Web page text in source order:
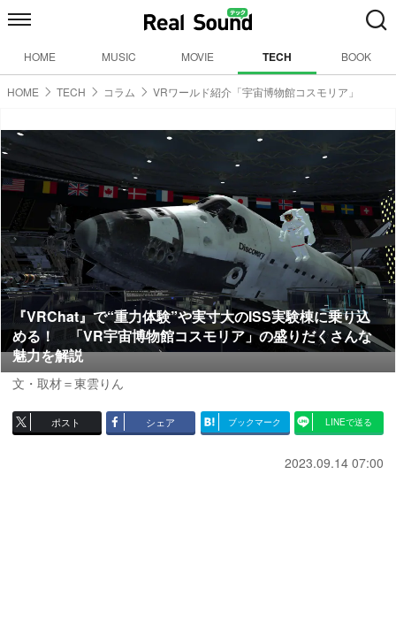
HOME MUSIC MOVIE TECH BOOK
HOME TECH コラム VRワールド紹介「宇宙博物館コスモリア」
『VRChat』で“重力体験”や実寸大のISS実験棟に乗り込
める！ 「VR宇宙博物館コスモリア」の盛りだくさんな
魅力を解説
文・取材＝東雲りん
ポスト シェア ブックマーク LINEで送る
2023.09.14 07:00